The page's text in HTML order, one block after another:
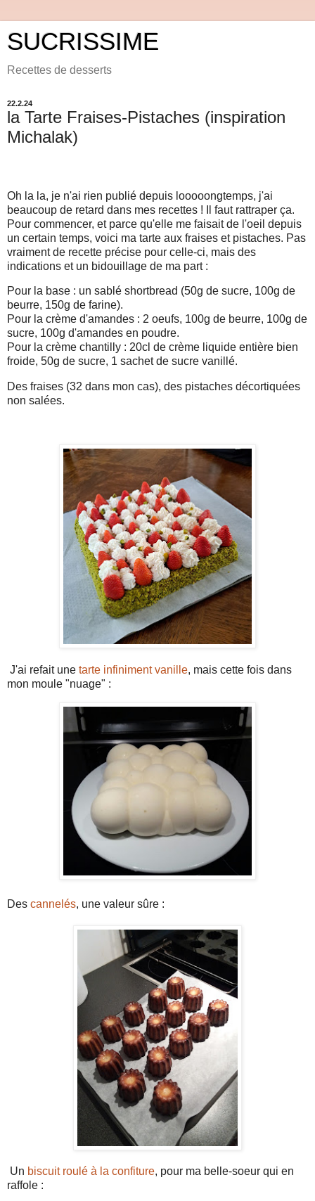
SUCRISSIME
Recettes de desserts
22.2.24
la Tarte Fraises-Pistaches (inspiration
Michalak)
Oh la la, je n'ai rien publié depuis looooongtemps, j'ai
beaucoup de retard dans mes recettes ! Il faut rattraper ça.
Pour commencer, et parce qu'elle me faisait de l'oeil depuis
un certain temps, voici ma tarte aux fraises et pistaches. Pas
vraiment de recette précise pour celle-ci, mais des
indications et un bidouillage de ma part :
Pour la base : un sablé shortbread (50g de sucre, 100g de
beurre, 150g de farine).
Pour la crème d'amandes : 2 oeufs, 100g de beurre, 100g de
sucre, 100g d'amandes en poudre.
Pour la crème chantilly : 20cl de crème liquide entière bien
froide, 50g de sucre, 1 sachet de sucre vanillé.
Des fraises (32 dans mon cas), des pistaches décortiquées
non salées.
J'ai refait une tarte infiniment vanille, mais cette fois dans
mon moule "nuage" :
Des cannelés, une valeur sûre :
Un biscuit roulé à la confiture, pour ma belle-soeur qui en
raffole :